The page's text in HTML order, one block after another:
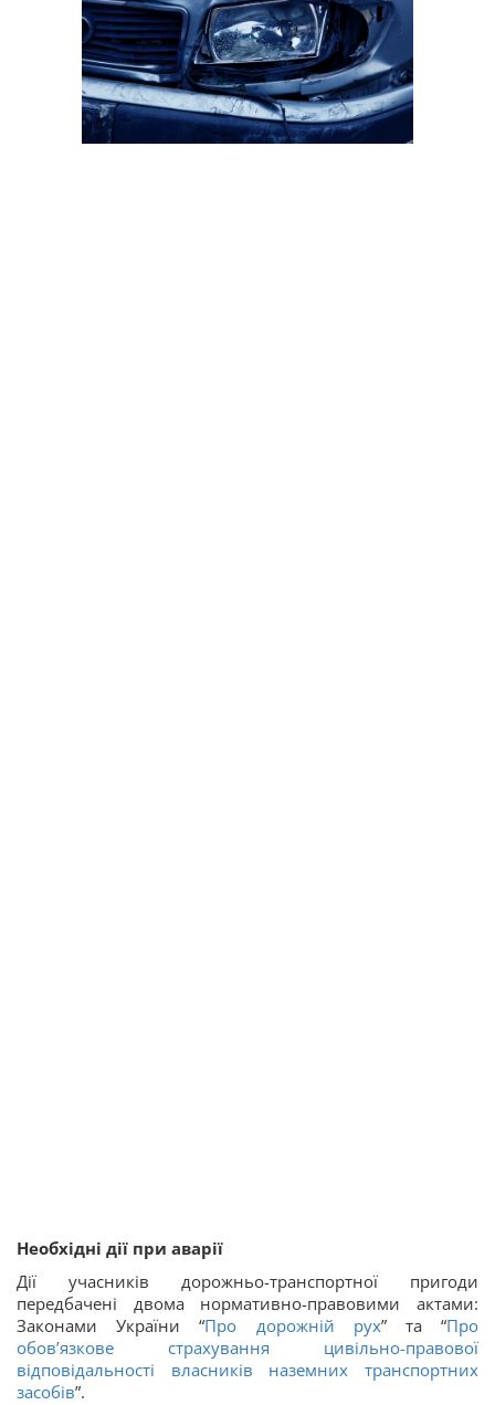
Необхідні дії при аварії
Дії учасників дорожньо-транспортної пригоди
передбачені двома нормативно-правовими актами:
Законами України “Про дорожній рух” та “Про
обов’язкове страхування цивільно-правової
відповідальності власників наземних транспортних
засобів”.